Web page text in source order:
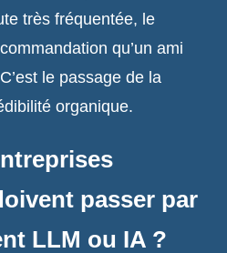
très fréquentée, le
qu’un ami
le passage de la
organique.
passer par
LLM ou IA ?